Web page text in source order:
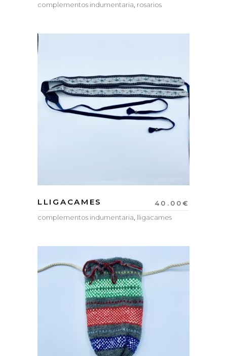
complementos indumentaria, rosarios
LLIGACAMES 40.00€
complementos indumentaria, lligacames